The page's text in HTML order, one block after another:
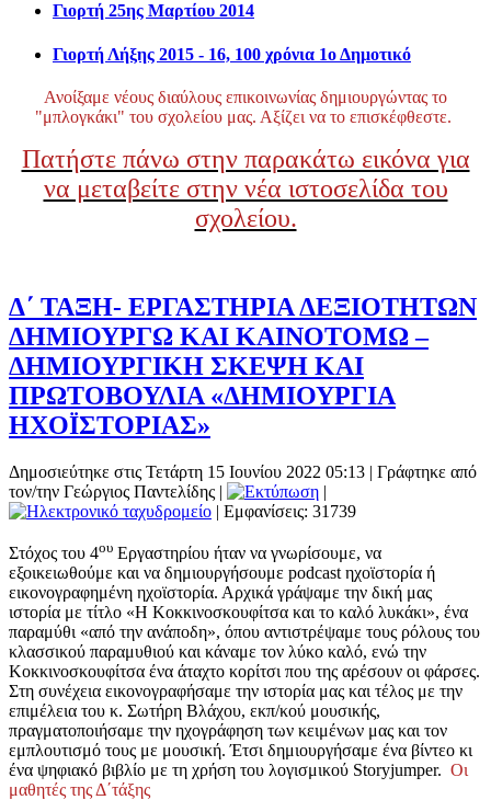
Γιορτή 25ης Μαρτίου 2014
Γιορτή Λήξης 2015 - 16, 100 χρόνια 1ο Δημοτικό
Ανοίξαμε νέους διαύλους επικοινωνίας δημιουργώντας το
"μπλογκάκι" του σχολείου μας. Αξίζει να το επισκέφθεστε.
Πατήστε πάνω στην παρακάτω εικόνα για
να μεταβείτε στην νέα ιστοσελίδα του
σχολείου.
Δ΄ ΤΑΞΗ- ΕΡΓΑΣΤΗΡΙΑ ΔΕΞΙΟΤΗΤΩΝ
ΔΗΜΙΟΥΡΓΩ ΚΑΙ ΚΑΙΝΟΤΟΜΩ –
ΔΗΜΙΟΥΡΓΙΚΗ ΣΚΕΨΗ ΚΑΙ
ΠΡΩΤΟΒΟΥΛΙΑ «ΔΗΜΙΟΥΡΓΙΑ
ΗΧΟΪΣΤΟΡΙΑΣ»
Δημοσιεύτηκε στις Τετάρτη 15 Ιουνίου 2022 05:13 | Γράφτηκε από
τον/την Γεώργιος Παντελίδης |
|
| Εμφανίσεις: 31739
Στόχος του 4ου Εργαστηρίου ήταν να γνωρίσουμε, να
εξοικειωθούμε και να δημιουργήσουμε podcast ηχοϊστορία ή
εικονογραφημένη ηχοϊστορία. Αρχικά γράψαμε την δική μας
ιστορία με τίτλο «Η Κοκκινοσκουφίτσα και το καλό λυκάκι», ένα
παραμύθι «από την ανάποδη», όπου αντιστρέψαμε τους ρόλους του
κλασσικού παραμυθιού και κάναμε τον λύκο καλό, ενώ την
Κοκκινοσκουφίτσα ένα άταχτο κορίτσι που της αρέσουν οι φάρσες.
Στη συνέχεια εικονογραφήσαμε την ιστορία μας και τέλος με την
επιμέλεια του κ. Σωτήρη Βλάχου, εκπ/κού μουσικής,
πραγματοποιήσαμε την ηχογράφηση των κειμένων μας και τον
εμπλουτισμό τους με μουσική. Έτσι δημιουργήσαμε ένα βίντεο κι
ένα ψηφιακό βιβλίο με τη χρήση του λογισμικού Storyjumper. Οι
μαθητές της Δ΄τάξης